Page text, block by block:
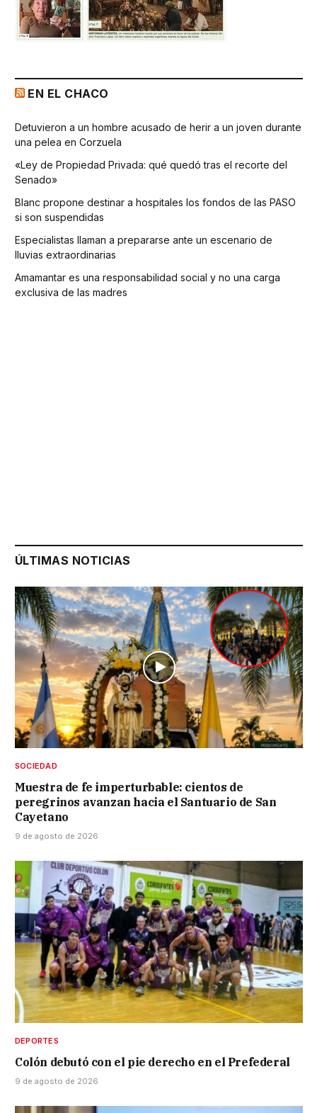
EN EL CHACO
Detuvieron a un hombre acusado de herir a un joven durante
una pelea en Corzuela
«Ley de Propiedad Privada: qué quedó tras el recorte del
Senado»
Blanc propone destinar a hospitales los fondos de las PASO
si son suspendidas
Especialistas llaman a prepararse ante un escenario de
lluvias extraordinarias
Amamantar es una responsabilidad social y no una carga
exclusiva de las madres
ÚLTIMAS NOTICIAS
SOCIEDAD
Muestra de fe imperturbable: cientos de
peregrinos avanzan hacia el Santuario de San
Cayetano
9 de agosto de 2026
DEPORTES
Colón debutó con el pie derecho en el Prefederal
9 de agosto de 2026